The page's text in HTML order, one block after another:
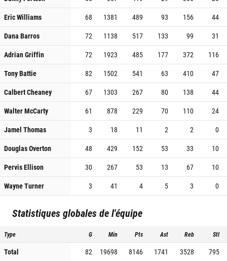
Eric Williams
68 1381 489 93 156
44
Dana Barros
72 1138 517 133 99
31
Adrian Griffin
72 1923 485 177 372
116
Tony Battie
82 1502 541 63 410
47
Calbert Cheaney
67 1303 267 80 138
44
Walter McCarty
61 878 229 70 110
24
Jamel Thomas
3 18 11 2 2
0
Douglas Overton
48 429 152 53 33
10
Pervis Ellison
30 267 53 13 67
10
Wayne Turner
3 41 4 5 3 0
Statistiques globales de l'équipe
Type G Min Pts Ast Reb Stl
Total 82 19698 8146 1741 3528
795